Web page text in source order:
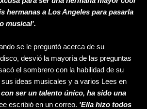
hermanas a Los Angeles para pasarla
musical'.
se le preguntó acerca de su
desvió la mayoría de las preguntas
el sombrero con la habilidad de su
sus ideas musicales y a varios Lees en
ser un talento único, ha sido una
escribió en un correo. 'Ella hizo todos